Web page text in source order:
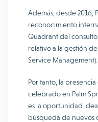
Además, desde 2016,
reconocimiento
Quadrant del
relativo a la gestión
Service Management).
Por tanto, la
celebrado en Palm
es la oportunidad
búsqueda de nuevos